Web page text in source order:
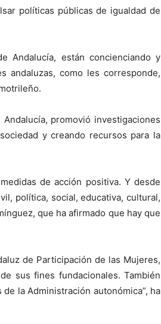
políticas públicas de igualdad de
Andalucía, están concienciando y
andaluzas, como les corresponde,
promovió investigaciones
y creando recursos para la
de acción positiva. Y desde
política, social, educativa, cultural,
que ha afirmado que hay que
de Participación de las Mujeres,
sus fines fundacionales. También
la Administración autonómica”, ha